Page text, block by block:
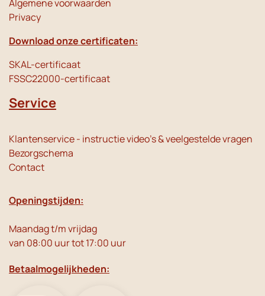
Algemene voorwaarden
Privacy
Download onze certificaten:
SKAL-certificaat
FSSC22000-certificaat
Service
Klantenservice - instructie video's & veelgestelde vragen
Bezorgschema
Contact
Openingstijden:
Maandag t/m vrijdag
van 08:00 uur tot 17:00 uur
Betaalmogelijkheden: